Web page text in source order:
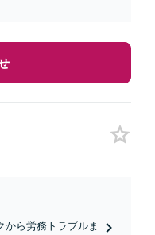
から労務トラブルま